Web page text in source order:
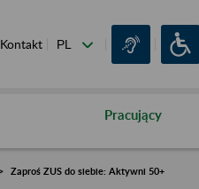
Kontakt
Pracujący
Zaproś ZUS do siebie: Aktywni 50+